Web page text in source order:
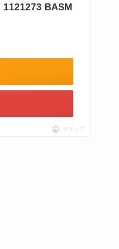
1121273 BASM
ポチップ